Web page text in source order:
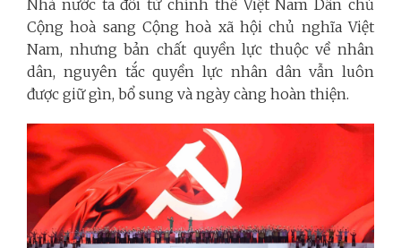
Nhà nước ta đổi từ chính thể Việt Nam Dân chủ
Cộng hoà sang Cộng hoà xã hội chủ nghĩa Việt
Nam, nhưng bản chất quyền lực thuộc về nhân
dân, nguyên tắc quyền lực nhân dân vẫn luôn
được giữ gìn, bổ sung và ngày càng hoàn thiện.